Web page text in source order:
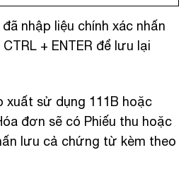
nhập liệu chính xác nhấn
+ ENTER để lưu lại
xuất sử dụng 111B hoặc
đơn sẽ có Phiếu thu hoặc
lưu cả chứng từ kèm theo